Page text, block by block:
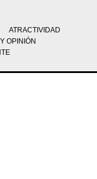
ATRACTIVIDAD
OPINIÓN